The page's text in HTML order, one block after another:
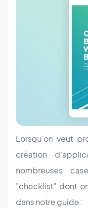
Lorsqu’on veut
création
nombreuses
"checklist" dont
dans notre guide :